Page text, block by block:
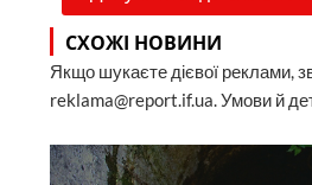
СХОЖІ НОВИНИ
Якщо шукаєте дієвої реклами,
reklama@report.if.ua. Умови й